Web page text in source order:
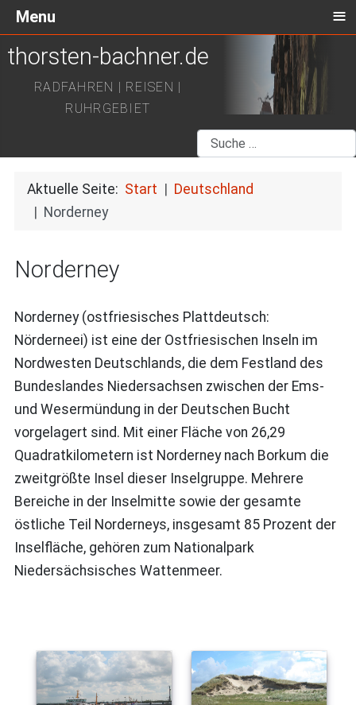
thorsten-bachner.de
RADFAHREN | REISEN |
RUHRGEBIET
Suchen
Aktuelle Seite: Start
Deutschland
Norderney
Norderney
Norderney (ostfriesisches Plattdeutsch:
Nörderneei) ist eine der Ostfriesischen Inseln im
Nordwesten Deutschlands, die dem Festland des
Bundeslandes Niedersachsen zwischen der Ems-
und Wesermündung in der Deutschen Bucht
vorgelagert sind. Mit einer Fläche von 26,29
Quadratkilometern ist Norderney nach Borkum die
zweitgrößte Insel dieser Inselgruppe. Mehrere
Bereiche in der Inselmitte sowie der gesamte
östliche Teil Norderneys, insgesamt 85 Prozent der
Inselfläche, gehören zum Nationalpark
Niedersächsisches Wattenmeer.
Menu ≡